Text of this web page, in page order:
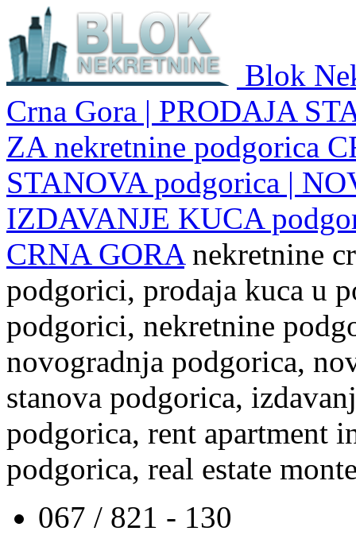
Blok
Crna Gora | PRODAJA
ZA nekretnine podgorica
STANOVA podgorica |
IZDAVANJE KUCA
CRNA GORA nekretnine
podgorici, prodaja kuca u
podgorici, nekretnine
novogradnja podgorica,
stanova podgorica,
podgorica, rent apartment
podgorica, real estate
067 / 821 - 130